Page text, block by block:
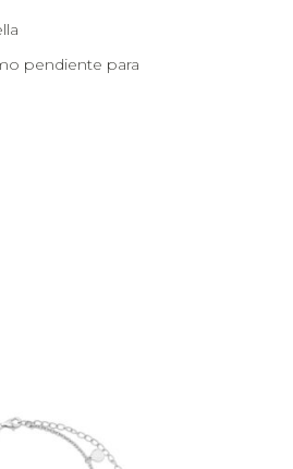
pendiente para